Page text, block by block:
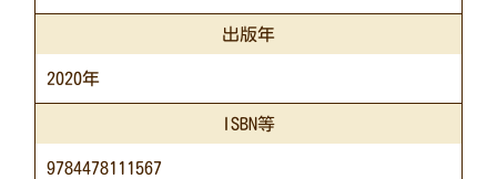
出版年
2020年
ISBN等
9784478111567